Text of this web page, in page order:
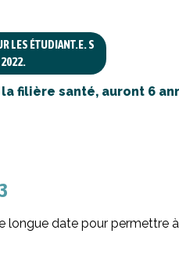
LES ÉTUDIANT.E. S
2022.
filière santé, auront 6
longue date pour permettre